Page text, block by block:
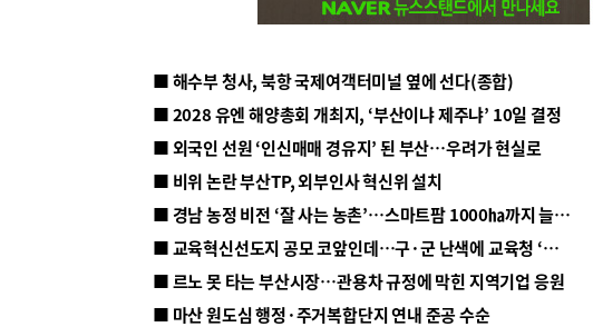
■ 해수부 청사, 북항 국제여객터미널 옆에 선다(종합)
■ 2028 유엔 해양총회 개최지, ‘부산이냐 제주냐’ 10일 결정
■ 외국인 선원 ‘인신매매 경유지’ 된 부산…우려가 현실로
■ 비위 논란 부산TP, 외부인사 혁신위 설치
■ 경남 농정 비전 ‘잘 사는 농촌’…스마트팜 1000㏊까지 늘린다
■ 교육혁신선도지 공모 코앞인데…구·군 난색에 교육청 ‘쩔쩔’
■ 르노 못 타는 부산시장…관용차 규정에 막힌 지역기업 응원
■ 마산 원도심 행정·주거복합단지 연내 준공 수순